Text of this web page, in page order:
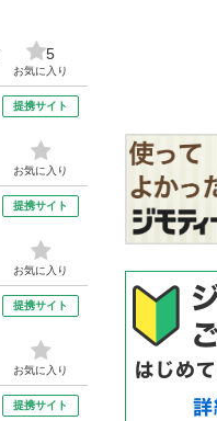
5
お気に入り
提携サイト
お気に入り
提携サイト
お気に入り
提携サイト
お気に入り
提携サイト